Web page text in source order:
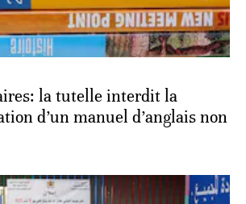
la tutelle interdit la
d’un manuel d’anglais non